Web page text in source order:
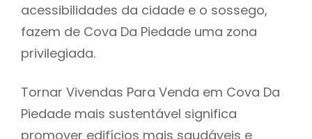
acessibilidades da cidade e o sossego,
fazem de Cova Da Piedade uma zona
privilegiada.
Tornar Vivendas Para Venda em Cova Da
Piedade mais sustentável significa
promover edifícios mais saudáveis e